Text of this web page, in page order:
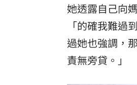
她透露自己向
「的確我難
過她也強調，
責無旁貸。」